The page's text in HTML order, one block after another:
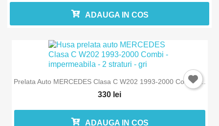
ADAUGA IN COS
Prelata Auto MERCEDES Clasa C W202 1993-2000 Combi -...
330 lei
ADAUGA IN COS